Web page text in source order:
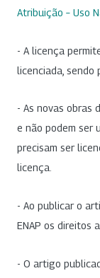
Atribuição – Uso
- A licença
licenciada, sendo
- As novas obras
e não podem ser
precisam ser
licença.
- Ao publicar o
ENAP os direitos
- O artigo